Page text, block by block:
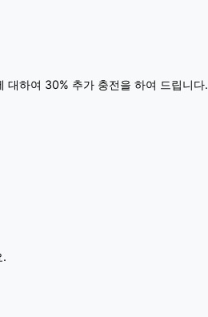
대하여 30% 추가 충전을 하여 드립니다.
.